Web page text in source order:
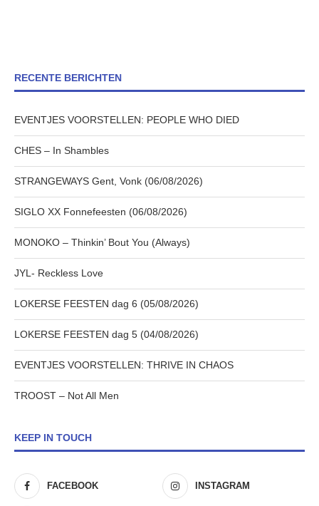
RECENTE BERICHTEN
EVENTJES VOORSTELLEN: PEOPLE WHO DIED
CHES – In Shambles
STRANGEWAYS Gent, Vonk (06/08/2026)
SIGLO XX Fonnefeesten (06/08/2026)
MONOKO – Thinkin’ Bout You (Always)
JYL- Reckless Love
LOKERSE FEESTEN dag 6 (05/08/2026)
LOKERSE FEESTEN dag 5 (04/08/2026)
EVENTJES VOORSTELLEN: THRIVE IN CHAOS
TROOST – Not All Men
KEEP IN TOUCH
FACEBOOK INSTAGRAM